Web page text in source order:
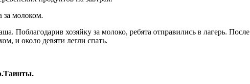
за молоком.
Поблагодарив хозяйку за молоко, ребята отправились в лагерь. После
и около девяти легли спать.